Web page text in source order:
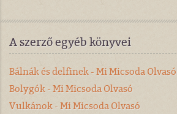
A szerző egyéb könyvei
Bálnák és delfinek - Mi Micsoda Olvasó
Bolygók - Mi Micsoda Olvasó
Vulkánok - Mi Micsoda Olvasó